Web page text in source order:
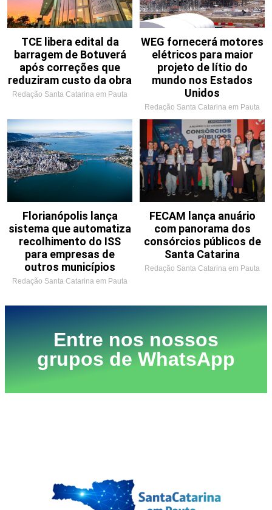
TCE libera edital da
barragem de Botuverá
após correções que
reduziram custo da obra
Redação Santa Catarina em Pauta
WEG fornecerá motores
elétricos para maior
projeto de lítio do
mundo nos Estados
Unidos
Redação Santa Catarina em Pauta
Florianópolis lança
sistema que automatiza
recolhimento do ISS
para empresas de
outros municípios
Redação Santa Catarina em Pauta
FECAM lança anuário
com panorama dos
consórcios públicos de
Santa Catarina
Redação Santa Catarina em Pauta
Entre nos nossos
grupos de WhatsApp